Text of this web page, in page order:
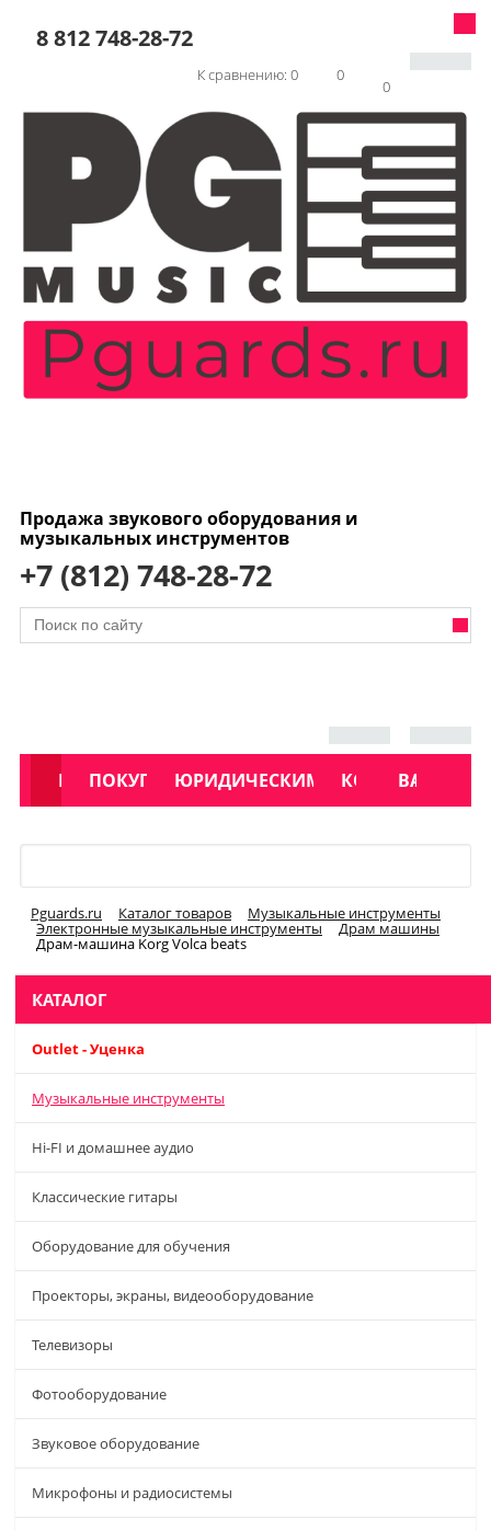
8 812 748-28-72
0
0
К сравнению: 0
Продажа звукового оборудования и
музыкальных инструментов
+7 (812) 748-28-72
АКЦИИ
КАТАЛОГ
ПОКУПАТЕЛЯМЮРИДИЧЕСКИМ ЛИЦАМКОНТАКТЫ
УСЛУГИ
Pguards.ru Каталог товаров Музыкальные инструменты
Электронные музыкальные инструменты Драм машины
Драм-машина Korg Volca beats
КАТАЛОГ
Outlet - Уценка
Музыкальные инструменты
Hi-FI и домашнее аудио
Классические гитары
Оборудование для обучения
Проекторы, экраны, видеооборудование
Телевизоры
Фотооборудование
Звуковое оборудование
Микрофоны и радиосистемы